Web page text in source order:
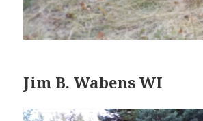
Jim B. Wabens WI